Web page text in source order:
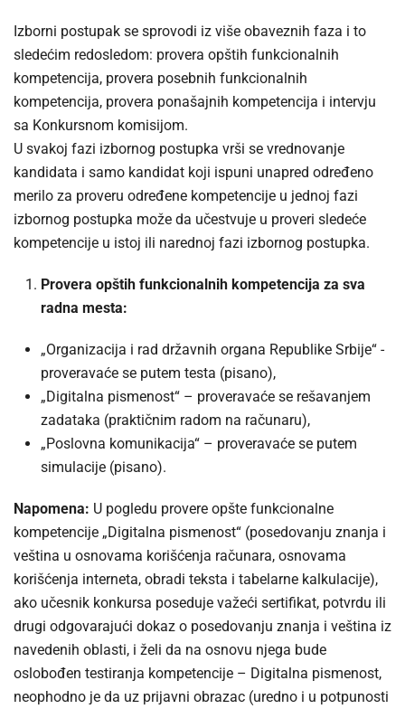
Izborni postupak se sprovodi iz više obaveznih faza i to
sledećim redosledom: provera opštih funkcionalnih
kompetencija, provera posebnih funkcionalnih
kompetencija, provera ponašajnih kompetencija i intervju
sa Konkursnom komisijom.
U svakoj fazi izbornog postupka vrši se vrednovanje
kandidata i samo kandidat koji ispuni unapred određeno
merilo za proveru određene kompetencije u jednoj fazi
izbornog postupka može da učestvuje u proveri sledeće
kompetencije u istoj ili narednoj fazi izbornog postupka.
Provera opštih funkcionalnih kompetencija za sva
radna mesta:
„Organizacija i rad državnih organa Republike Srbije“ -
proveravaće se putem testa (pisano),
„Digitalna pismenost“ – proveravaće se rešavanjem
zadataka (praktičnim radom na računaru),
„Poslovna komunikacija“ – proveravaće se putem
simulacije (pisano).
Napomena: U pogledu provere opšte funkcionalne
kompetencije „Digitalna pismenost“ (posedovanju znanja i
veština u osnovama korišćenja računara, osnovama
korišćenja interneta, obradi teksta i tabelarne kalkulacije),
ako učesnik konkursa poseduje važeći sertifikat, potvrdu ili
drugi odgovarajući dokaz o posedovanju znanja i veština iz
navedenih oblasti, i želi da na osnovu njega bude
oslobođen testiranja kompetencije – Digitalna pismenost,
neophodno je da uz prijavni obrazac (uredno i u potpunosti